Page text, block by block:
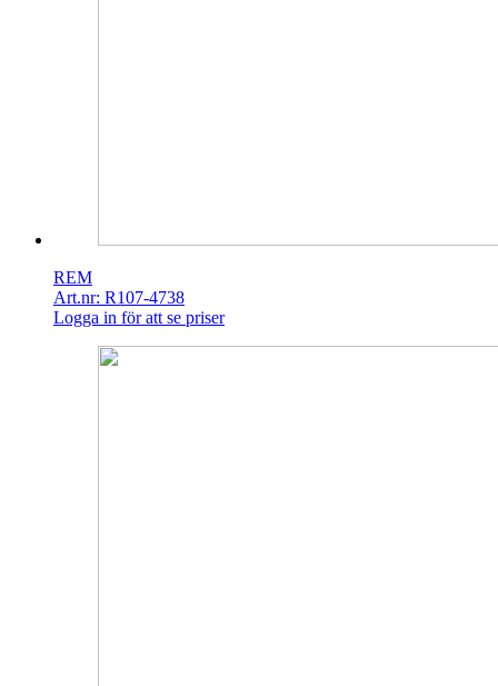
REM
Art.nr: R107-4738
Logga in för att se priser